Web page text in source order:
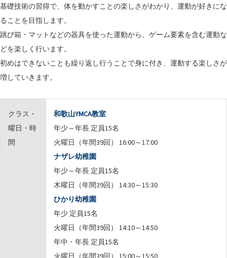
基礎技術の習得で、体を動かすことの楽しさがわかり、運動が好きにな
ることを目指します。
跳び箱・マットなどの器具を使った運動から、ゲーム要素を含む運動な
どを楽しく行います。
初めはできないことも繰り返し行うことで身に付き、運動する楽しさが
増していきます。
クラス・
曜日・時
間
和歌山YMCA教室
年少～年長 定員15名
火曜日（年間39回） 16:00～17:00
ナザレ幼稚園
年少～年長 定員15名
木曜日（年間39回） 14:30～15:30
ひかり幼稚園
年少 定員15名
火曜日（年間39回） 14:10～14:50
年中・年長 定員15名
火曜日（年間39回） 15:00～15:50